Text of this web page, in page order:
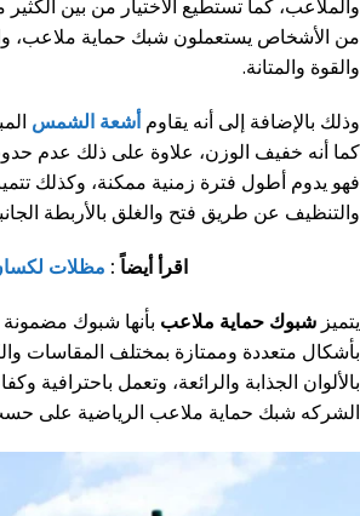
والملاعب، كما تستطيع الاختيار من بين الكثير
من الأشخاص يستعملون شبك حماية ملاعب،
والقوة والمتانة.
وذلك بالإضافة إلى أنه يقاومأشعة الشمس
كما أنه خفيف الوزن، علاوة على ذلك عدم
فهو يدوم أطول فترة زمنية ممكنة، وكذلك
والتنظيف عن طريق فتح والغلق بالأربطة
اقرأ أيضاً : مظلات
يتميز شبوك حماية ملاعب بأنها شبوك
بأشكال متعددة وممتازة بمختلف المقاسات
بالألوان الجذابة والرائعة، وتعمل باحترافية
الشركه شبك حماية ملاعب الرياضية على